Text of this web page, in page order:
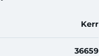
Kerr
36659